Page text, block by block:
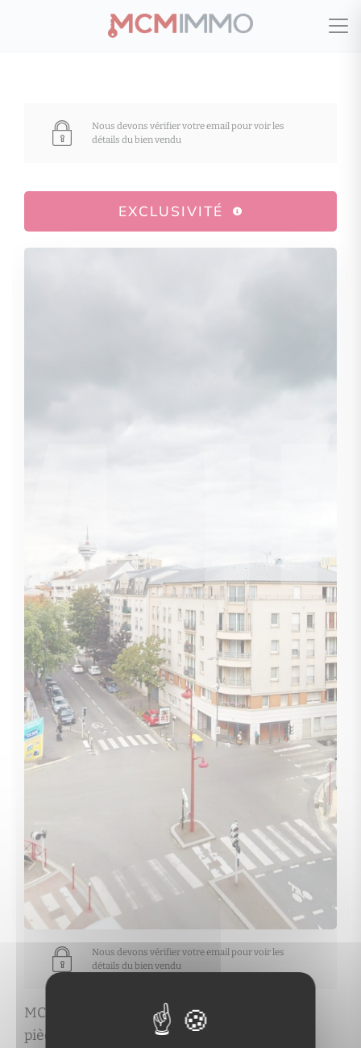
Nous devons vérifier votre email pour voir les
détails du bien vendu
EXCLUSIVITÉ
Nous devons vérifier votre email pour voir les
détails du bien vendu
MCM Immo propose cet appartement de 4
pièces à LE PRE-SAINT-GERVAIS au prix de